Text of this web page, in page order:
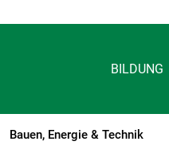
BILDUNG
Bauen, Energie & Technik